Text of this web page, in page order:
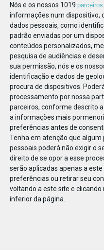
Nós e os nossos 1019 parceiros
informações num dispositivo,
dados pessoais, como
padrão enviadas por um
conteúdos personalizados,
pesquisa de audiências e
sua permissão, nós e os
identificação e dados de
procura de dispositivos.
processamento por nossa
parceiros, conforme descrito
a informações mais
preferências antes de
Tenha em atenção que
pessoais poderá não exigir o
direito de se opor a esse
serão aplicadas apenas a
preferências ou retirar seu
voltando a este site e
inferior da página.